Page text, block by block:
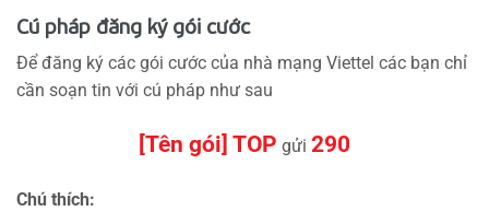
Cú pháp đăng ký gói cước
Để đăng ký các gói cước của nhà mạng Viettel các bạn chỉ
cần soạn tin với cú pháp như sau
[Tên gói] TOP gửi 290
Chú thích: